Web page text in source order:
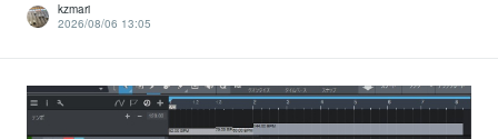
kzmari
2026/08/06 13:05